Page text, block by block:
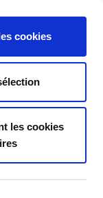
cookies
les cookies
NOUS